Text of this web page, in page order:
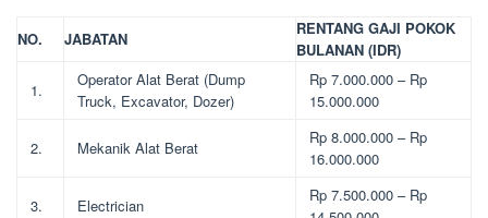
NO. JABATAN
RENTANG GAJI POKOK
BULANAN (IDR)
1.
Operator Alat Berat (Dump
Truck, Excavator, Dozer)
Rp 7.000.000 – Rp
15.000.000
2. Mekanik Alat Berat
Rp 8.000.000 – Rp
16.000.000
3. Electrician
Rp 7.500.000 – Rp